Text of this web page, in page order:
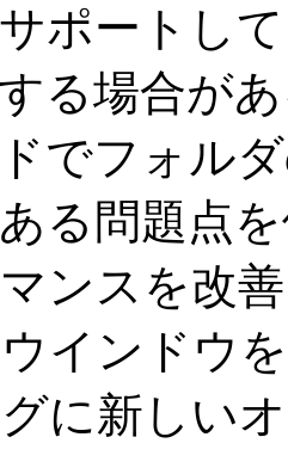
ポートし
る場合が
でフォル
る問題点
ンスを改
インドウ
に新しい